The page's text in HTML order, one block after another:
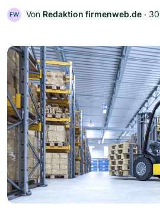
FW Von Redaktion firmenweb.de ‧